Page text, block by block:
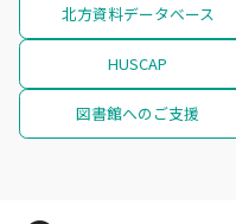
北方資料データベース
HUSCAP
図書館へのご支援